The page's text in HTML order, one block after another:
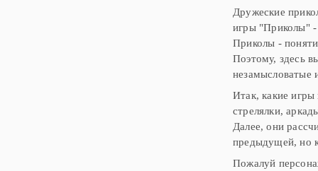
Дружеские
игры "Приколы" -
Приколы -
Поэтому, здесь
незамысловатые
Итак, какие
стрелялки,
Далее, они
предыдущей, но
Пожалуй